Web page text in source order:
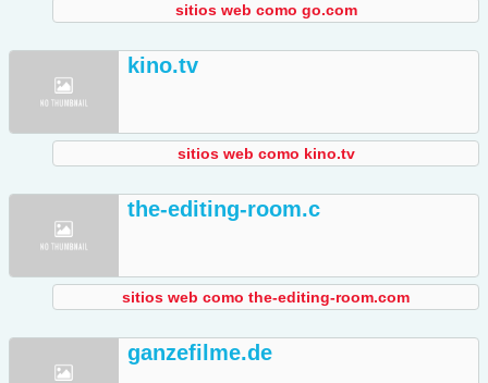
sitios web como go.com
kino.tv
sitios web como kino.tv
the-editing-room.c
sitios web como the-editing-room.com
ganzefilme.de